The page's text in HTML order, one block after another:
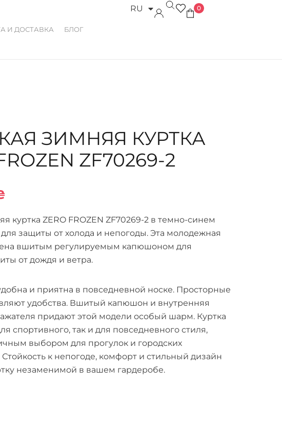
И ДОСТАВКА БЛОГ
RU
UK 0
ЗИМНЯЯ КУРТКА
ZF70269-2
куртка ZERO FROZEN ZF70269-2 в темно-синем
для защиты от холода и непогоды. Эта молодежная
вшитым регулируемым капюшоном для
от дождя и ветра.
и приятна в повседневной носке. Просторные
удобства. Вшитый капюшон и внутренняя
придают этой модели особый шарм. Куртка
спортивного, так и для повседневного стиля,
выбором для прогулок и городских
к непогоде, комфорт и стильный дизайн
незаменимой в вашем гардеробе.